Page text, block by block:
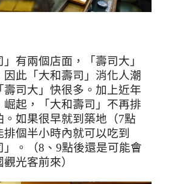
」有兩個店面，「壽司大」
因此「大和壽司」消化人潮
壽司大」快很多。加上近年
崛起，「大和壽司」不再排
。如果很早就到築地（7點
排個半小時內就可以吃到
」。（8 、 9點後還是可能會
光客前來）